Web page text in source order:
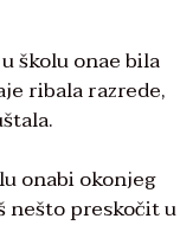
školu onae bila
ribala razrede,
onabi okonjeg
nešto preskočit u